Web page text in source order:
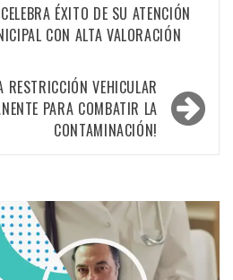
ÉXITO DE SU ATENCIÓN
CON ALTA VALORACIÓN
RESTRICCIÓN VEHICULAR
PARA COMBATIR LA
CONTAMINACIÓN!